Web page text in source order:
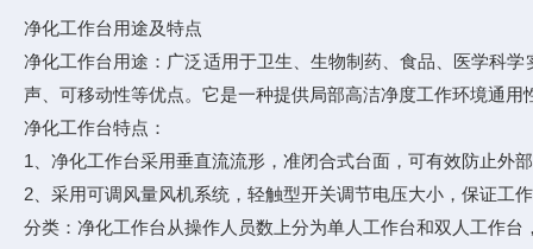
净化工作台用途及特点
净化工作台用途：广泛适用于卫生、生物制药、食品、医学科
声、可移动性等优点。它是一种提供局部高洁净度工作环境通
净化工作台特点：
1、净化工作台采用垂直流流形，准闭合式台面，可有效防止外
2、采用可调风量风机系统，轻触型开关调节电压大小，保证工
分类：净化工作台从操作人员数上分为单人工作台和双人工作